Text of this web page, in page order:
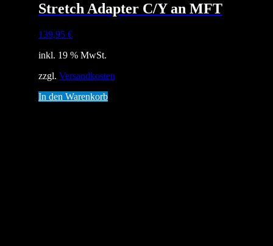
Stretch Adapter C/Y an MFT
139,95 €
inkl. 19 % MwSt.
zzgl. Versandkosten
In den Warenkorb